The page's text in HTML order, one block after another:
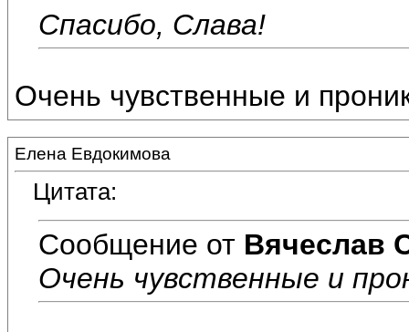
Спасибо, Слава!
Очень чувственные и
Елена Евдокимова
Цитата:
Сообщение от Вячеслав
Очень чувственные и